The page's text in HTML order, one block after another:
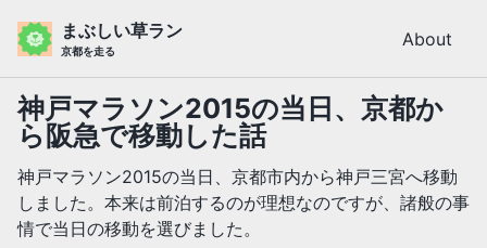
navigation
まぶしい草ラン
京都を走る
About
神戸マラソン2015の当日、京都か
ら阪急で移動した話
神戸マラソン2015の当日、京都市内から神戸三宮へ移動
しました。本来は前泊するのが理想なのですが、諸般の事
情で当日の移動を選びました。